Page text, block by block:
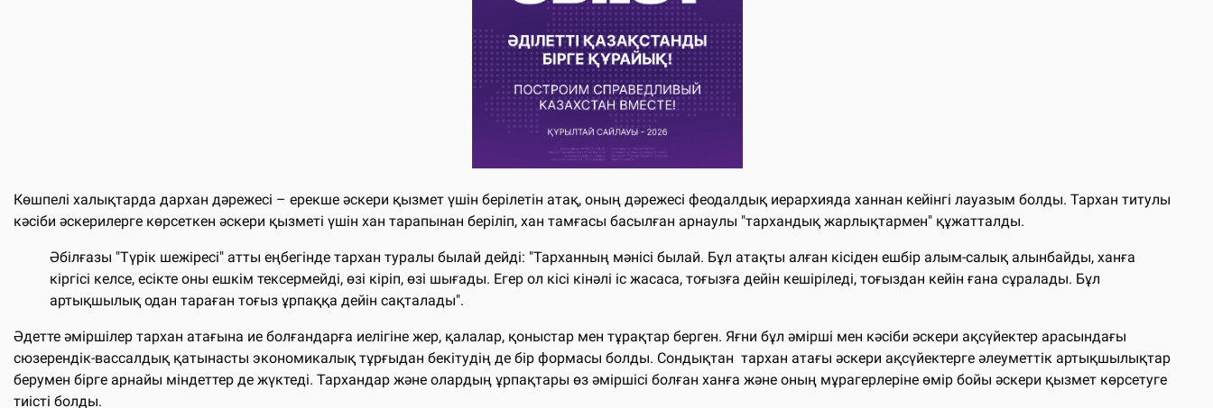
Көшпелi халықтарда дархан дәрежесi – ерекше әскери қызмет үшiн берiлетiн атақ, оның дәрежесi феодалдық иерархияда ханнан кейiнгi лауазым болды. Тархан титулы
кәсіби әскерилерге көрсеткен әскери қызметі үшін хан тарапынан беріліп, хан тамғасы басылған арнаулы "тархандық жарлықтармен" құжатталды.
Әбiлғазы "Түрiк шежiресi" атты еңбегiнде тархан туралы былай дейдi: "Тарханның мәнiсi былай. Бұл атақты алған кiсiден ешбiр алым-салық алынбайды, ханға
кiргiсi келсе, есiкте оны ешкiм тексермейдi, өзi кiрiп, өзi шығады. Егер ол кiсi кiнәлi iс жасаса, тоғызға дейiн кешiрiледi, тоғыздан кейiн ғана сұралады. Бұл
артықшылық одан тараған тоғыз ұрпаққа дейiн сақталады".
Әдетте әміршілер тархан атағына ие болғандарға иелігіне жер, қалалар, қоныстар мен тұрақтар берген. Яғни бұл әмірші мен кәсіби әскери ақсүйектер арасындағы
сюзерендік-вассалдық қатынасты экономикалық тұрғыдан бекітудің де бір формасы болды. Сондықтан тархан атағы әскери ақсүйектерге әлеуметтік артықшылықтар
берумен бірге арнайы міндеттер де жүктеді. Тархандар және олардың ұрпақтары өз әміршісі болған ханға және оның мұрагерлеріне өмір бойы әскери қызмет көрсетуге
тиісті болды.